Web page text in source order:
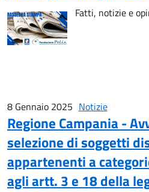
Fatti, notizie e
8 Gennaio 2025 Notizie
Regione Campania -
selezione di soggetti
appartenenti a
agli artt. 3 e 18 della